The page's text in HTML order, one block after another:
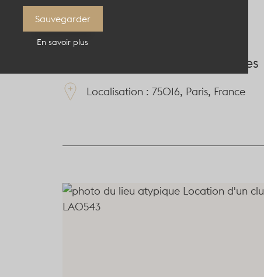
Informations complémentaires
Localisation : 75016, Paris, France
Sauvegarder
En savoir plus